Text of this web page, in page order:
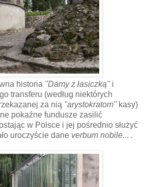
historia "Damy z łasiczką" i
transferu (według niektórych
za nią "arystokratom" kasy)
pokaźne fundusze zasilić
w Polsce i jej pośrednio służyć
uroczyście dane verbum nobile... .